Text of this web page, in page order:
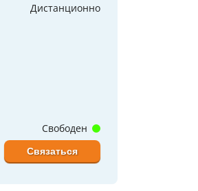
Дистанционно
Свободен
Связаться